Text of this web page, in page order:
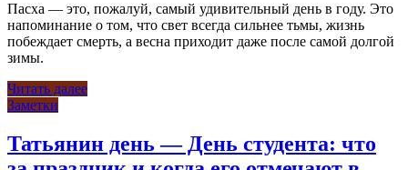
Пасха — это, пожалуй, самый удивительный день в году. Это
напоминание о том, что свет всегда сильнее тьмы, жизнь
побеждает смерть, а весна приходит даже после самой долгой
зимы.
Читать далее
Заметки
Татьянин день — День студента: что